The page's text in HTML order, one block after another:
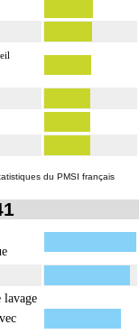
du PMSI français
lavage